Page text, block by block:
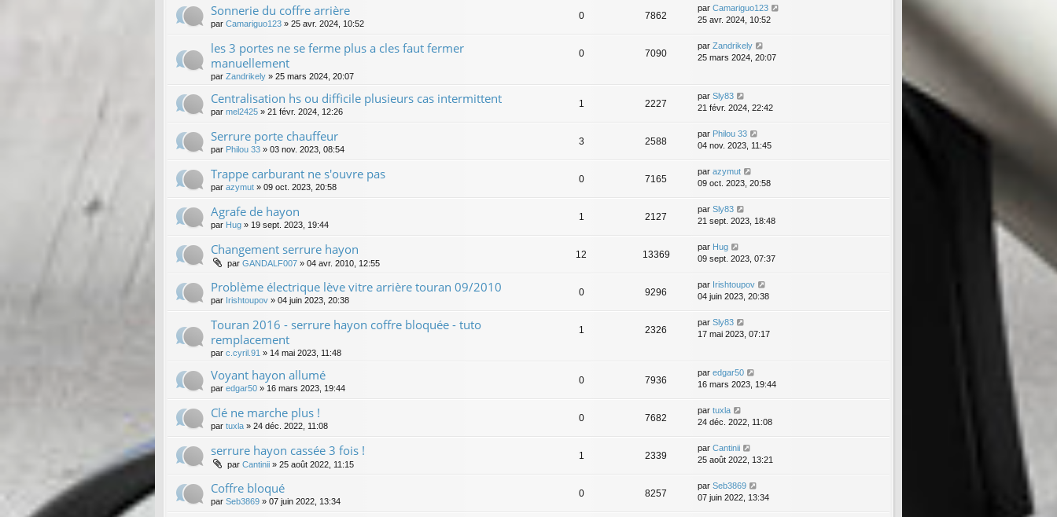
Sonnerie du coffre arrière
par Camariguo123 » 25 avr. 2024, 10:52
0 7862
par Camariguo123
25 avr. 2024, 10:52
les 3 portes ne se ferme plus a cles faut fermer
manuellement
par Zandrikely » 25 mars 2024, 20:07
0 7090
par Zandrikely
25 mars 2024, 20:07
Centralisation hs ou difficile plusieurs cas intermittent
par mel2425 » 21 févr. 2024, 12:26
1 2227
par Sly83
21 févr. 2024, 22:42
Serrure porte chauffeur
par Philou 33 » 03 nov. 2023, 08:54
3 2588
par Philou 33
04 nov. 2023, 11:45
Trappe carburant ne s'ouvre pas
par azymut » 09 oct. 2023, 20:58
0 7165
par azymut
09 oct. 2023, 20:58
Agrafe de hayon
par Hug » 19 sept. 2023, 19:44
1 2127
par Sly83
21 sept. 2023, 18:48
Changement serrure hayon
par GANDALF007 » 04 avr. 2010, 12:55
12 13369
par Hug
09 sept. 2023, 07:37
Problème électrique lève vitre arrière touran 09/2010
par Irishtoupov » 04 juin 2023, 20:38
0 9296
par Irishtoupov
04 juin 2023, 20:38
Touran 2016 - serrure hayon coffre bloquée - tuto
remplacement
par c.cyril.91 » 14 mai 2023, 11:48
1 2326
par Sly83
17 mai 2023, 07:17
Voyant hayon allumé
par edgar50 » 16 mars 2023, 19:44
0 7936
par edgar50
16 mars 2023, 19:44
Clé ne marche plus !
par tuxla » 24 déc. 2022, 11:08
0 7682
par tuxla
24 déc. 2022, 11:08
serrure hayon cassée 3 fois !
par Cantinii » 25 août 2022, 11:15
1 2339
par Cantinii
25 août 2022, 13:21
Coffre bloqué
par Seb3869 » 07 juin 2022, 13:34
0 8257
par Seb3869
07 juin 2022, 13:34